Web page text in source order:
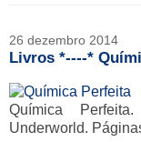
26 dezembro 2014
Livros *----*
Química
Underworld.